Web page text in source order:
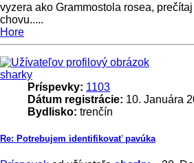
vyzera ako Grammostola rosea,
chovu.....
Hore
sharky
Príspevky: 1103
Dátum registrácie: 10. Januára
Bydlisko: trenčín
Re: Potrebujem identifikovať pavúka